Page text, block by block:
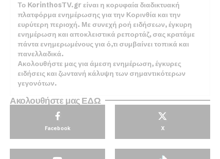
Το KorinthosTV.gr είναι η κορυφαία διαδικτυακή
πλατφόρμα ενημέρωσης για την Κορινθία και την
ευρύτερη περιοχή. Με συνεχή ροή ειδήσεων, έγκυρη
ενημέρωση και αποκλειστικά ρεπορτάζ, σας κρατάμε
πάντα ενημερωμένους για ό,τι συμβαίνει τοπικά και
πανελλαδικά.
Ακολουθήστε μας για άμεση ενημέρωση, έγκυρες
ειδήσεις και ζωντανή κάλυψη των σημαντικότερων
γεγονότων.
Ακολουθήστε μας ΕΔΩ
Facebook X